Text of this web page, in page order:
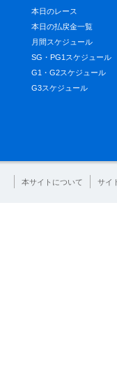
本日のレース
本日の払戻金一覧
月間スケジュール
SG・PG1スケジュール
G1・G2スケジュール
G3スケジュール
本サイトについて サイ